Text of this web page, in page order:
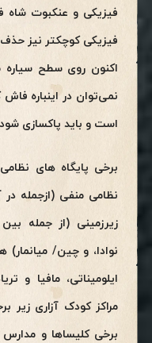
فیزیکی و عنکبوت شاه
فیزیکی کوچکتر نیز حذف
اکنون روی سطح سیاره
نمی‌توان در اینباره
است و باید پاکسازی شود
برخی پایگاه های
نظامی منفی (ازجمله در
زیرزمینی (از جمله
نوادا، و چین/ میانمار)
ایلومیناتی، مافیا و
مراکز کودک آزاری زیر
برخی کلیساها و